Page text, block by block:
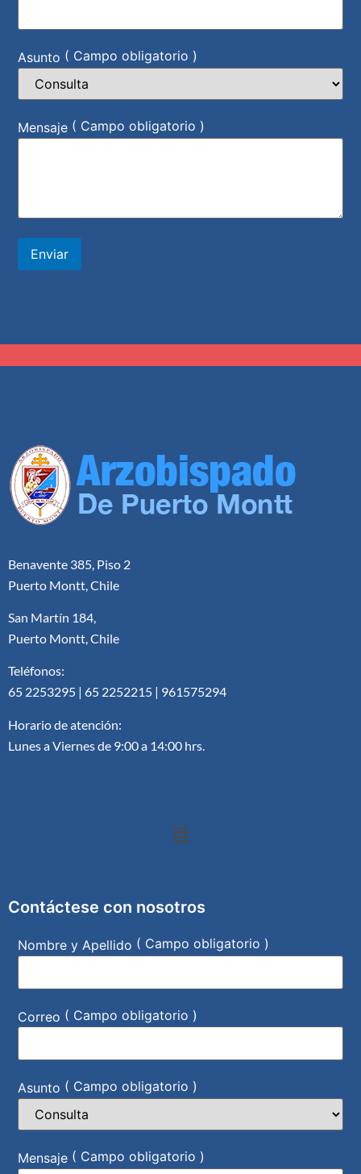
Asunto ( Campo obligatorio )
Mensaje ( Campo obligatorio )
Enviar
Benavente 385, Piso 2
Puerto Montt, Chile
San Martín 184,
Puerto Montt, Chile
Teléfonos:
65 2253295 | 65 2252215 | 961575294
Horario de atención:
Lunes a Viernes de 9:00 a 14:00 hrs.
Contáctese con nosotros
Nombre y Apellido ( Campo obligatorio )
Correo ( Campo obligatorio )
Asunto ( Campo obligatorio )
Mensaje ( Campo obligatorio )